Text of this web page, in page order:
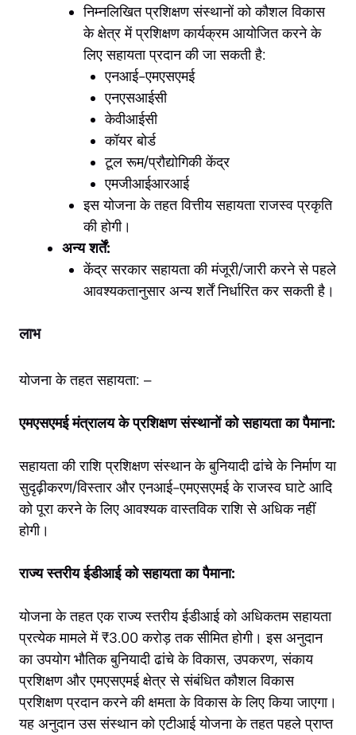
निम्नलिखित प्रशिक्षण संस्थानों को कौशल विकास
के क्षेत्र में प्रशिक्षण कार्यक्रम आयोजित करने के
लिए सहायता प्रदान की जा सकती है:
एनआई-एमएसएमई
एनएसआईसी
केवीआईसी
कॉयर बोर्ड
टूल रूम/प्रौद्योगिकी केंद्र
एमजीआईआरआई
इस योजना के तहत वित्तीय सहायता राजस्व प्रकृति
की होगी।
अन्य शर्तें:
केंद्र सरकार सहायता की मंजूरी/जारी करने से पहले
आवश्यकतानुसार अन्य शर्तें निर्धारित कर सकती है।
लाभ
योजना के तहत सहायता: –
एमएसएमई मंत्रालय के प्रशिक्षण संस्थानों को सहायता का पैमाना:
सहायता की राशि प्रशिक्षण संस्थान के बुनियादी ढांचे के निर्माण या
सुदृढ़ीकरण/विस्तार और एनआई-एमएसएमई के राजस्व घाटे आदि
को पूरा करने के लिए आवश्यक वास्तविक राशि से अधिक नहीं
होगी।
राज्य स्तरीय ईडीआई को सहायता का पैमाना:
योजना के तहत एक राज्य स्तरीय ईडीआई को अधिकतम सहायता
प्रत्येक मामले में ₹3.00 करोड़ तक सीमित होगी। इस अनुदान
का उपयोग भौतिक बुनियादी ढांचे के विकास, उपकरण, संकाय
प्रशिक्षण और एमएसएमई क्षेत्र से संबंधित कौशल विकास
प्रशिक्षण प्रदान करने की क्षमता के विकास के लिए किया जाएगा।
यह अनुदान उस संस्थान को एटीआई योजना के तहत पहले प्राप्त